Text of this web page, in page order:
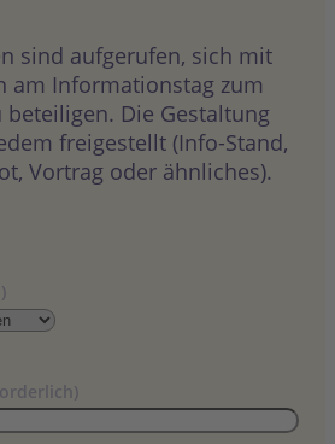
sind aufgerufen, sich mit
am Informationstag zum
beteiligen. Die Gestaltung
freigestellt (Info-Stand,
Vortrag oder ähnliches).